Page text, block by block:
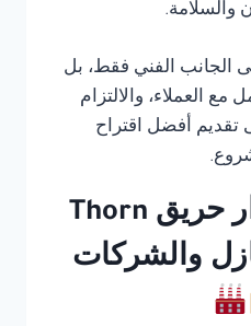
والسلامة.
الجانب الفني فقط، بل
العملاء، والالتزام
تقديم أفضل اقتراح
صيانة نظام انذار حريق Thorn
والشركات